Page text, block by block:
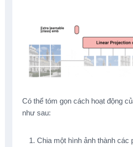
Có thể tóm gọn cách hoạt động
như sau:
Chia một hình ảnh thành các